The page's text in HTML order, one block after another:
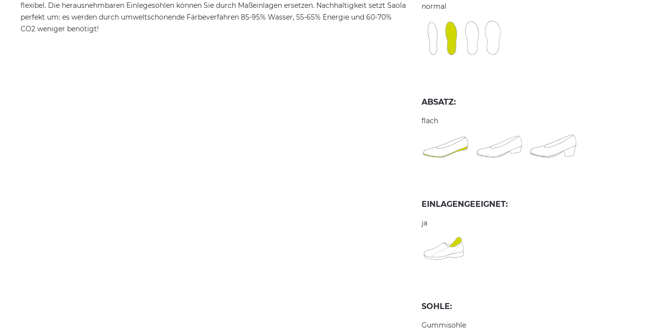
flexibel. Die herausnehmbaren Einlegesohlen können Sie durch Maßeinlagen ersetzen. Nachhaltigkeit setzt Saola
perfekt um: es werden durch umweltschonende Färbeverfahren 85-95% Wasser, 55-65% Energie und 60-70%
CO2 weniger benötigt!
normal
ABSATZ:
flach
EINLAGENGEEIGNET:
ja
SOHLE:
Gummisohle